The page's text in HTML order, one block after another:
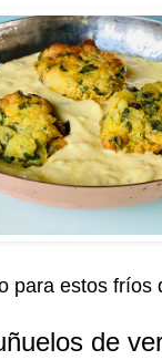
para estos fríos
de